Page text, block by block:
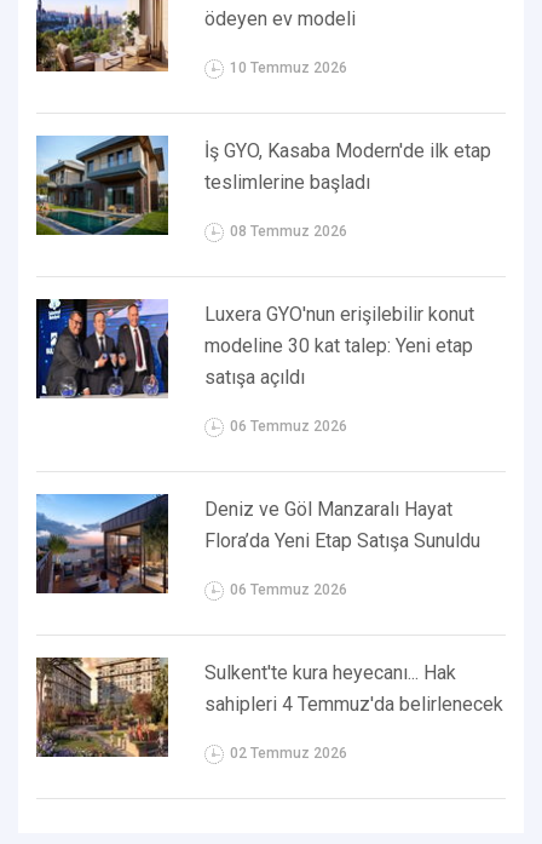
ödeyen ev modeli
10 Temmuz 2026
İş GYO, Kasaba Modern'de ilk etap
teslimlerine başladı
08 Temmuz 2026
Luxera GYO'nun erişilebilir konut
modeline 30 kat talep: Yeni etap
satışa açıldı
06 Temmuz 2026
Deniz ve Göl Manzaralı Hayat
Flora’da Yeni Etap Satışa Sunuldu
06 Temmuz 2026
Sulkent'te kura heyecanı... Hak
sahipleri 4 Temmuz'da belirlenecek
02 Temmuz 2026